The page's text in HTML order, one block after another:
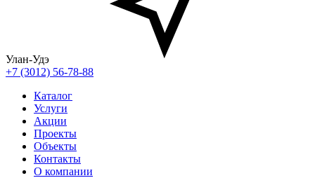
Улан-Удэ
+7 (3012) 56-78-88
Каталог
Услуги
Акции
Проекты
Объекты
Контакты
О компании